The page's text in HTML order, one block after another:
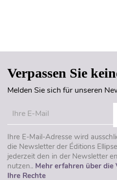
Verpassen Sie
Melden Sie sich für unseren
Ihre E-Mail-Adresse wird
die Newsletter der Éditions
jederzeit den in der Newsletter
nutzen.. Mehr erfahren über
Ihre Rechte